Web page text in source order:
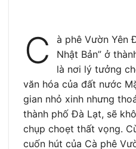
C
à phê Vườn Yên
Nhật Bản” ở
là nơi lý tưởng
văn hóa của đất nước
gian nhỏ xinh nhưng
thành phố Đà Lạt, sẽ
chụp choẹt thất vọng.
cuốn hút của Cà phê